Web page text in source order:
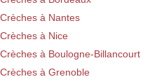
Crèches à Nantes
Crèches à Nice
Crèches à Boulogne-Billancourt
Crèches à Grenoble